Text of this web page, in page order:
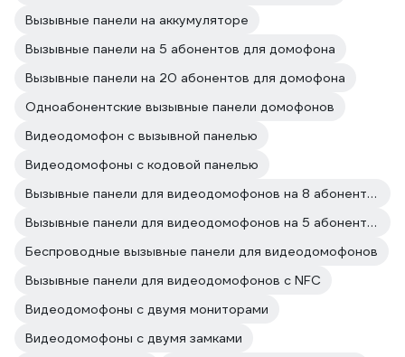
Вызывные панели на аккумуляторе
Вызывные панели на 5 абонентов для домофона
Вызывные панели на 20 абонентов для домофона
Одноабонентские вызывные панели домофонов
Видеодомофон с вызывной панелью
Видеодомофоны с кодовой панелью
Вызывные панели для видеодомофонов на 8 абонентов
Вызывные панели для видеодомофонов на 5 абонентов
Беспроводные вызывные панели для видеодомофонов
Вызывные панели для видеодомофонов с NFC
Видеодомофоны с двумя мониторами
Видеодомофоны с двумя замками